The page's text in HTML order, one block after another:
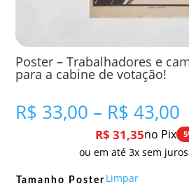
Poster – Trabalhadores e
para a cabine de votação!
R$ 33,00 – R$ 43,00
R$ 31,35no Pix
ou em até 3x sem
Tamanho Poster Limpar